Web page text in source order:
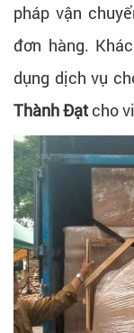
pháp vận
đơn hàng.
dụng dịch vụ
Thành Đạtcho